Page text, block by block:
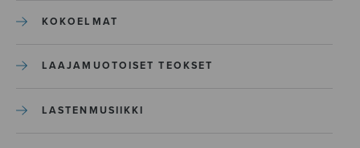
KOKOELMAT
LAAJAMUOTOISET TEOKSET
LASTENMUSIIKKI